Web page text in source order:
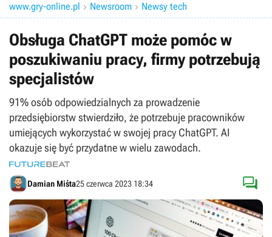
www.gry-online.pl  Newsroom  Newsy tech
Obsługa ChatGPT może pomóc w
poszukiwaniu pracy, firmy potrzebują
specjalistów
91% osób odpowiedzialnych za prowadzenie
przedsiębiorstw stwierdziło, że potrzebuje pracowników
umiejących wykorzystać w swojej pracy ChatGPT. AI
okazuje się być przydatne w wielu zawodach.
Damian Miśta25 czerwca 2023 18:34 